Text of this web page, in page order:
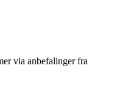
via anbefalinger fra